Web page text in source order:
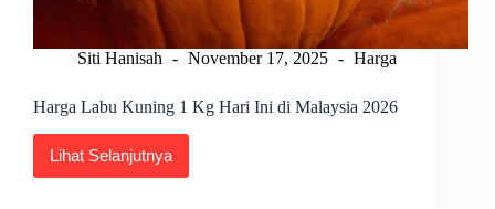
Siti Hanisah November 17, 2025 Harga
Harga Labu Kuning 1 Kg Hari Ini di Malaysia 2026
Lihat Selanjutnya
Harga
Labu